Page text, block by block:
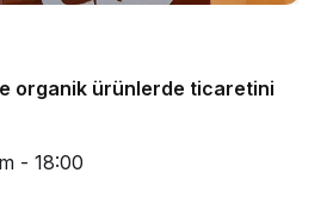
organik ürünlerde ticaretini
- 18:00